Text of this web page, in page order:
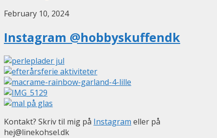
February 10, 2024
Instagram @hobbyskuffendk
Kontakt? Skriv til mig på Instagram eller på
hej@linekohsel.dk